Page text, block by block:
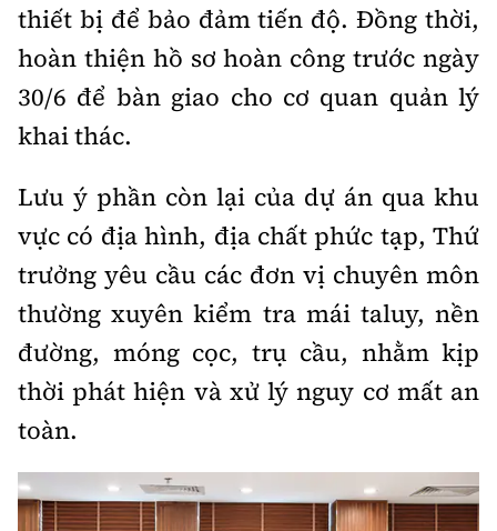
thiết bị để bảo đảm tiến độ. Đồng thời,
hoàn thiện hồ sơ hoàn công trước ngày
30/6 để bàn giao cho cơ quan quản lý
khai thác.
Lưu ý phần còn lại của dự án qua khu
vực có địa hình, địa chất phức tạp, Thứ
trưởng yêu cầu các đơn vị chuyên môn
thường xuyên kiểm tra mái taluy, nền
đường, móng cọc, trụ cầu, nhằm kịp
thời phát hiện và xử lý nguy cơ mất an
toàn.